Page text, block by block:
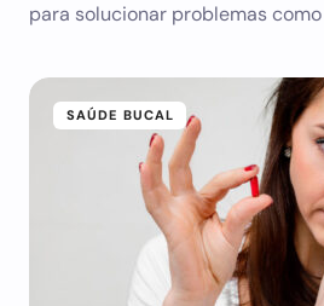
para solucionar problemas
SAÚDE BUCAL